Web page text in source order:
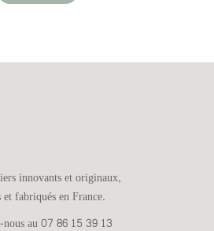
innovants et originaux,
et fabriqués en France.
nous au 07 86 15 39 13